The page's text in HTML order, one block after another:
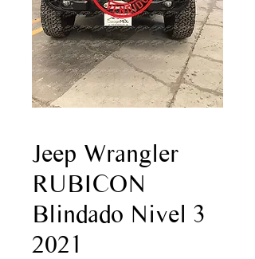
Jeep Wrangler
RUBICON
Blindado Nivel 3
2021